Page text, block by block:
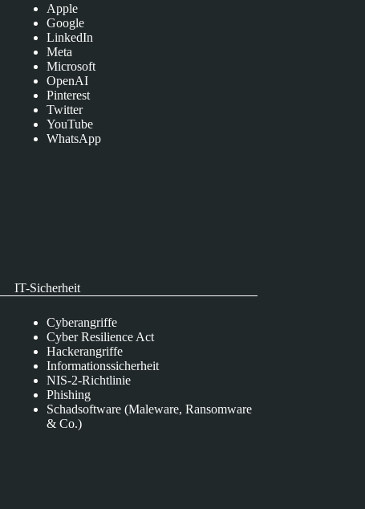
Apple
Google
LinkedIn
Meta
Microsoft
OpenAI
Pinterest
Twitter
YouTube
WhatsApp
IT-Sicherheit
Cyberangriffe
Cyber Resilience Act
Hackerangriffe
Informationssicherheit
NIS-2-Richtlinie
Phishing
Schadsoftware (Maleware, Ransomware
& Co.)